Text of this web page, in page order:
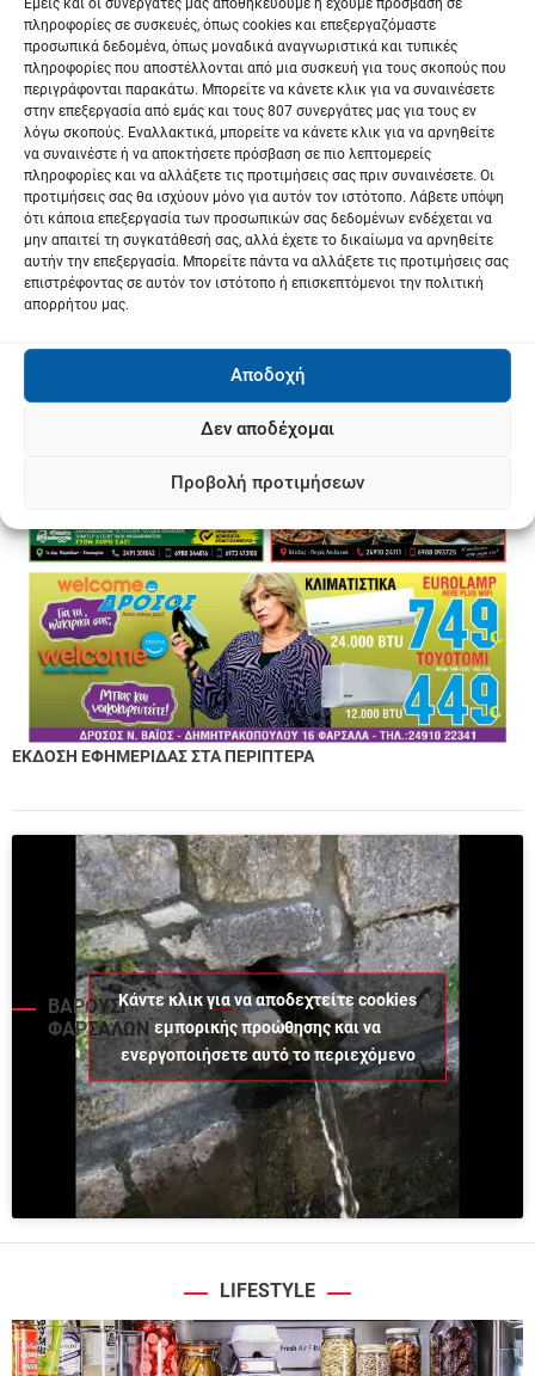
πληροφορίες σε συσκευές, όπως cookies και επεξεργαζόμαστε
προσωπικά δεδομένα, όπως μοναδικά αναγνωριστικά και τυπικές
πληροφορίες που αποστέλλονται από μια συσκευή για τους σκοπούς που
περιγράφονται παρακάτω. Μπορείτε να κάνετε κλικ για να συναινέσετε
στην επεξεργασία από εμάς και τους 807 συνεργάτες μας για τους εν
λόγω σκοπούς. Εναλλακτικά, μπορείτε να κάνετε κλικ για να αρνηθείτε
να συναινέστε ή να αποκτήσετε πρόσβαση σε πιο λεπτομερείς
πληροφορίες και να αλλάξετε τις προτιμήσεις σας πριν συναινέσετε. Οι
προτιμήσεις σας θα ισχύουν μόνο για αυτόν τον ιστότοπο. Λάβετε υπόψη
ότι κάποια επεξεργασία των προσωπικών σας δεδομένων ενδέχεται να
μην απαιτεί τη συγκατάθεσή σας, αλλά έχετε το δικαίωμα να αρνηθείτε
αυτήν την επεξεργασία. Μπορείτε πάντα να αλλάξετε τις προτιμήσεις σας
επιστρέφοντας σε αυτόν τον ιστότοπο ή επισκεπτόμενοι την πολιτική
απορρήτου μας.
Αποδοχή
Δεν αποδέχομαι
Προβολή προτιμήσεων
ΕΚΔΟΣΗ ΕΦΗΜΕΡΙΔΑΣ ΣΤΑ ΠΕΡΙΠΤΕΡΑ
ΒΑΡΟΥΣΙ
ΦΑΡΣΑΛΩΝ
Κάντε κλικ για να αποδεχτείτε cookies
εμπορικής προώθησης και να
ενεργοποιήσετε αυτό το περιεχόμενο
LIFESTYLE